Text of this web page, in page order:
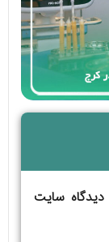
سایت